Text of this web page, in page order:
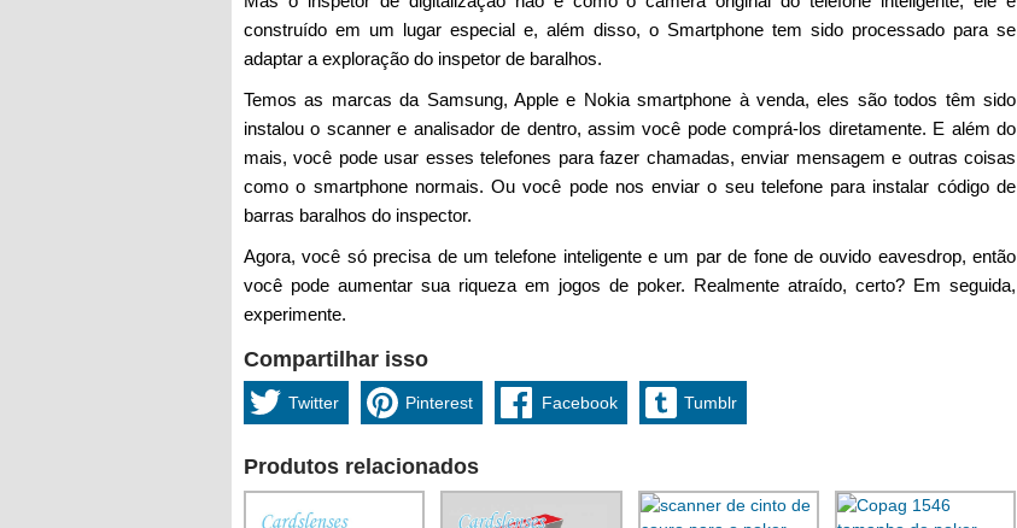
construído em um lugar especial e, além disso, o Smartphone tem sido processado para se
adaptar a exploração do inspetor de baralhos.
Temos as marcas da Samsung, Apple e Nokia smartphone à venda, eles são todos têm sido
instalou o scanner e analisador de dentro, assim você pode comprá-los diretamente. E além do
mais, você pode usar esses telefones para fazer chamadas, enviar mensagem e outras coisas
como o smartphone normais. Ou você pode nos enviar o seu telefone para instalar código de
barras baralhos do inspector.
Agora, você só precisa de um telefone inteligente e um par de fone de ouvido eavesdrop, então
você pode aumentar sua riqueza em jogos de poker. Realmente atraído, certo? Em seguida,
experimente.
Compartilhar isso
Twitter Pinterest Facebook Tumblr
Produtos relacionados